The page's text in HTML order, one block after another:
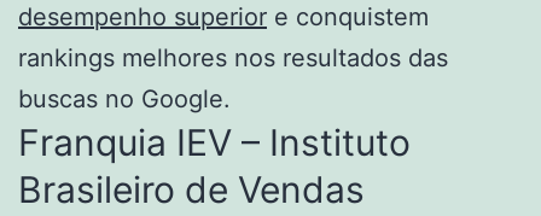
desempenho superior e conquistem
rankings melhores nos resultados das
buscas no Google.
Franquia IEV – Instituto
Brasileiro de Vendas